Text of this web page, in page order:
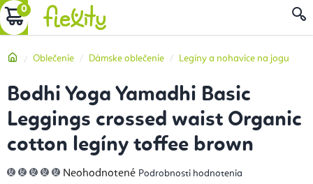
Prejsť
na
NÁKUPNÝ
Domov
Oblečenie Dámske oblečenie Legíny a nohavice na jogu
Bodhi Yoga Yamadhi Basic
Leggings crossed waist Organic
cotton legíny toffee brown
Priemerné
hodnotenie
Neohodnotené Podrobnosti hodnotenia